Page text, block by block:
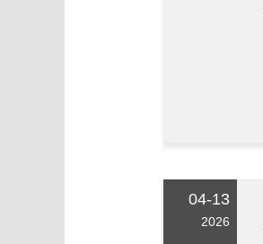
04-13
2026